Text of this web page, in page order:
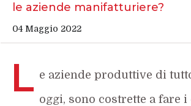
le aziende manifatturiere?
04 Maggio 2022
L e aziende produttive di
oggi, sono costrette a fare